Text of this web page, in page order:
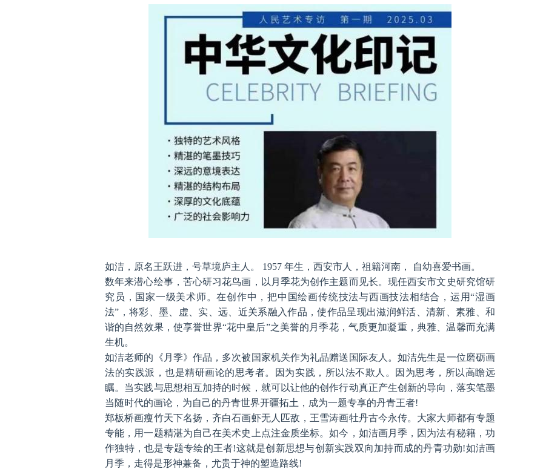
如洁，原名王跃进，号草境庐主人。 1957 年生，西安市人，祖籍河南， 自幼喜爱书画。
数年来潜心绘事，苦心研习花鸟画，以月季花为创作主题而见长。现任西安市文史研究馆研
究员，国家一级美术师。在创作中，把中国绘画传统技法与西画技法相结合，运用“湿画
法”，将彩、墨、虚、实、远、近关系融入作品，使作品呈现出滋润鲜活、清新、素雅、和
谐的自然效果，使享誉世界“花中皇后”之美誉的月季花，气质更加凝重，典雅、温馨而充满
生机。
如洁老师的《月季》作品，多次被国家机关作为礼品赠送国际友人。如洁先生是一位磨砺画
法的实践派，也是精研画论的思考者。因为实践，所以法不欺人。因为思考，所以高瞻远
瞩。当实践与思想相互加持的时候，就可以让他的创作行动真正产生创新的导向，落实笔墨
当随时代的画论，为自己的丹青世界开疆拓土，成为一题专享的丹青王者!
郑板桥画瘦竹天下名扬，齐白石画虾无人匹敌，王雪涛画牡丹古今永传。大家大师都有专题
专能，用一题精湛为自己在美术史上点注金质坐标。如今，如洁画月季，因为法有秘籍，功
作独特，也是专题专绘的王者!这就是创新思想与创新实践双向加持而成的丹青功勋!如洁画
月季，走得是形神兼备，尤贵于神的塑造路线!